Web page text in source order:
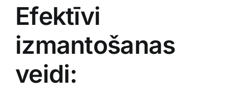
Efektīvi
izmantošanas
veidi: